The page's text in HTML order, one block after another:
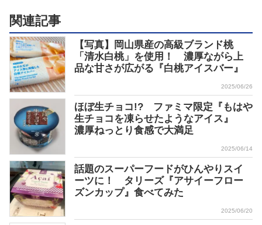
関連記事
【写真】岡山県産の高級ブランド桃
「清水白桃」を使用！ 濃厚ながら上
品な甘さが広がる『白桃アイスバー』
2025/06/26
ほぼ生チョコ!? ファミマ限定『もはや
生チョコを凍らせたようなアイス』
濃厚ねっとり食感で大満足
2025/06/14
話題のスーパーフードがひんやりスイ
ーツに！ タリーズ『アサイーフロー
ズンカップ』食べてみた
2025/06/20